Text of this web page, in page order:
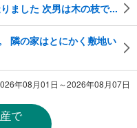
ました 次男は木の枝で...
隣の家はとにかく敷地い
年08月01日～2026年08月07日
で